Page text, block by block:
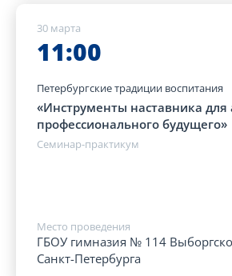
30 марта
11:00
Петербургские традиции воспитания
«Инструменты наставника для
профессионального будущего»
Семинар-практикум
Место проведения
ГБОУ гимназия № 114
Санкт-Петербурга